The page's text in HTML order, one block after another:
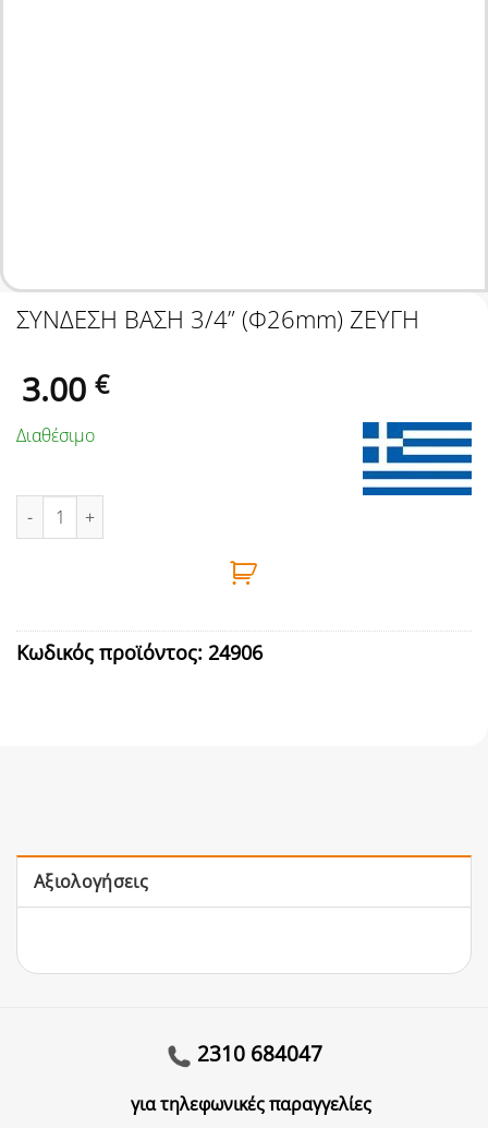
ΣΥΝΔΕΣΗ ΒΑΣΗ 3/4” (Φ26mm) ΖΕΥΓΗ
3.00 €
Διαθέσιμο
ΣΥΝΔΕΣΗ ΒΑΣΗ 3/4'' (Φ26mm) ΖΕΥΓΗ ποσότητα
Κωδικός προϊόντος: 24906
Αξιολογήσεις
2310 684047
για τηλεφωνικές παραγγελίες